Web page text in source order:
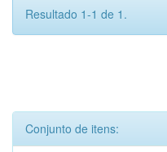
Resultado 1-1 de 1.
Conjunto de itens: